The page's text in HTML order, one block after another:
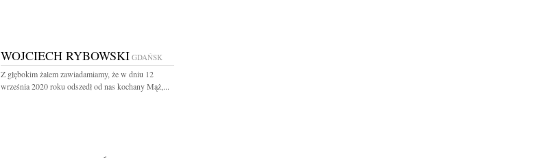
WOJCIECH RYBOWSKI GDAŃSK
Z głębokim żalem zawiadamiamy, że w dniu 12
września 2020 roku odszedł od nas kochany Mąż,...